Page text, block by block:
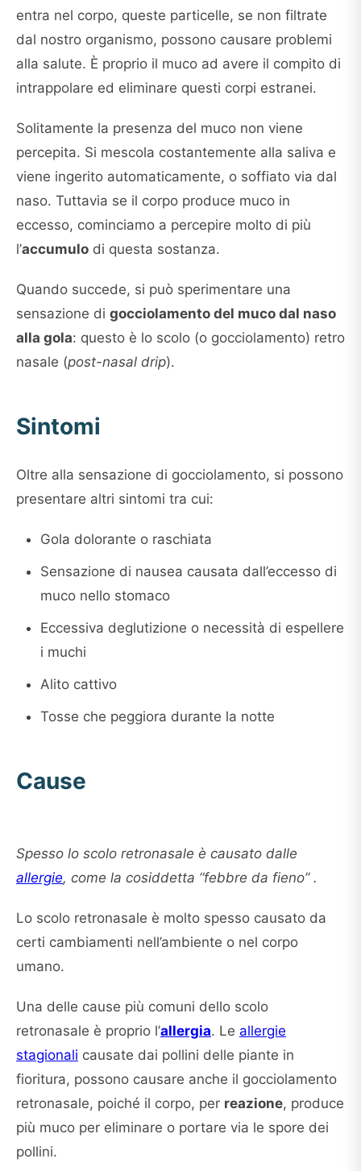
entra nel corpo, queste particelle, se non filtrate
dal nostro organismo, possono causare problemi
alla salute. È proprio il muco ad avere il compito di
intrappolare ed eliminare questi corpi estranei.
Solitamente la presenza del muco non viene
percepita. Si mescola costantemente alla saliva e
viene ingerito automaticamente, o soffiato via dal
naso. Tuttavia se il corpo produce muco in
eccesso, cominciamo a percepire molto di più
l’accumulo di questa sostanza.
Quando succede, si può sperimentare una
sensazione di gocciolamento del muco dal naso
alla gola: questo è lo scolo (o gocciolamento) retro
nasale (post-nasal drip).
Sintomi
Oltre alla sensazione di gocciolamento, si possono
presentare altri sintomi tra cui:
Gola dolorante o raschiata
Sensazione di nausea causata dall’eccesso di
muco nello stomaco
Eccessiva deglutizione o necessità di espellere
i muchi
Alito cattivo
Tosse che peggiora durante la notte
Cause
Spesso lo scolo retronasale è causato dalle
allergie, come la cosiddetta “febbre da fieno” .
Lo scolo retronasale è molto spesso causato da
certi cambiamenti nell’ambiente o nel corpo
umano.
Una delle cause più comuni dello scolo
retronasale è proprio l’allergia. Le allergie
stagionali causate dai pollini delle piante in
fioritura, possono causare anche il gocciolamento
retronasale, poiché il corpo, per reazione, produce
più muco per eliminare o portare via le spore dei
pollini.